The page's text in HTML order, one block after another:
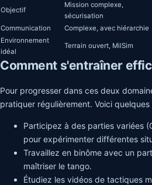
Objectif
Mission complexe,
sécurisation
Communication
Complexe, avec hiérarchie
Environnement
idéal
Terrain ouvert, MilSim
Comment s'entraîner
Pour progresser dans ces deux
pratiquer régulièrement. Voici quelques
Participez à des parties variées
pour expérimenter différentes
Travaillez en binôme avec un
maîtriser le tango.
Étudiez les vidéos de tactiques